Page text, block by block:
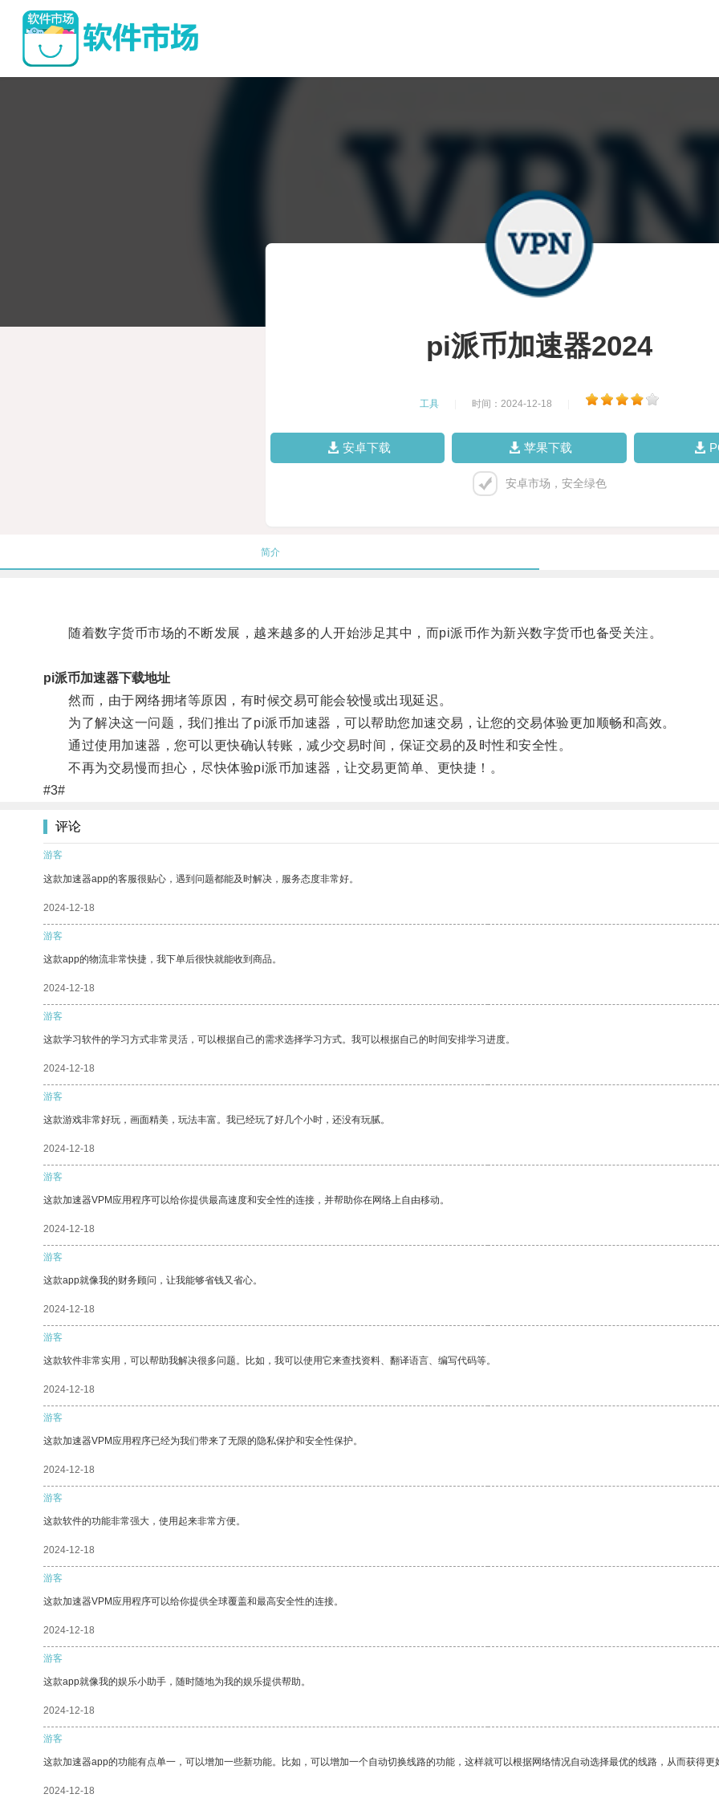
pi派币加速器2024
工具 时间：2024-12-18
安卓下载 苹果下载
安卓市场，安全绿色
简介
随着数字货币市场的不断发展，越来越多的人开始涉足其中，而pi派币作为新兴数字货币也备受关注。
pi派币加速器下载地址
然而，由于网络拥堵等原因，有时候交易可能会较慢或出现延迟。
为了解决这一问题，我们推出了pi派币加速器，可以帮助您加速交易，让您的交易体验更加顺畅和高效。
通过使用加速器，您可以更快确认转账，减少交易时间，保证交易的及时性和安全性。
不再为交易慢而担心，尽快体验pi派币加速器，让交易更简单、更快捷！。
#3#
评论
游客
这款加速器app的客服很贴心，遇到问题都能及时解决，服务态度非常好。
2024-12-18
游客
这款app的物流非常快捷，我下单后很快就能收到商品。
2024-12-18
游客
这款学习软件的学习方式非常灵活，可以根据自己的需求选择学习方式。我可以根据自己的时间安排学习进度。
2024-12-18
游客
这款游戏非常好玩，画面精美，玩法丰富。我已经玩了好几个小时，还没有玩腻。
2024-12-18
游客
这款加速器VPM应用程序可以给你提供最高速度和安全性的连接，并帮助你在网络上自由移动。
2024-12-18
游客
这款app就像我的财务顾问，让我能够省钱又省心。
2024-12-18
游客
这款软件非常实用，可以帮助我解决很多问题。比如，我可以使用它来查找资料、翻译语言、编写代码等。
2024-12-18
游客
这款加速器VPM应用程序已经为我们带来了无限的隐私保护和安全性保护。
2024-12-18
游客
这款软件的功能非常强大，使用起来非常方便。
2024-12-18
游客
这款加速器VPM应用程序可以给你提供全球覆盖和最高安全性的连接。
2024-12-18
游客
这款app就像我的娱乐小助手，随时随地为我的娱乐提供帮助。
2024-12-18
游客
这款加速器app的功能有点单一，可以增加一些新功能。比如，可以增加一个自动切换线路的功能，这样就可以根据网络情况自动选择最优的线路，从而获得更
2024-12-18